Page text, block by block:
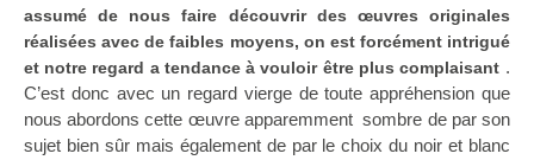
assumé de nous faire découvrir des œuvres originales
réalisées avec de faibles moyens, on est forcément intrigué
et notre regard a tendance à vouloir être plus complaisant .
C’est donc avec un regard vierge de toute appréhension que
nous abordons cette œuvre apparemment sombre de par son
sujet bien sûr mais également de par le choix du noir et blanc